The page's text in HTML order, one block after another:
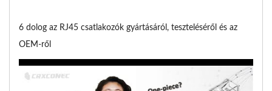
6 dolog az RJ45 csatlakozók gyártásáról, teszteléséről és az
OEM-ről